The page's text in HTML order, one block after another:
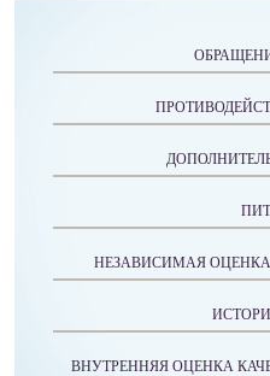
НЕЗАВИСИМАЯ ОЦЕНКА
ВНУТРЕННЯЯ ОЦЕНКА